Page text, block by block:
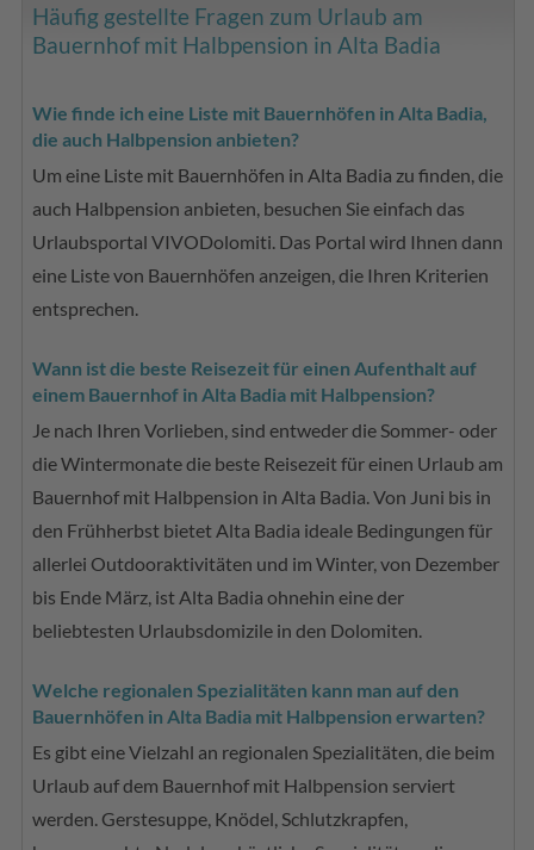
Häufig gestellte Fragen zum Urlaub am
Bauernhof mit Halbpension in Alta Badia
Wie finde ich eine Liste mit Bauernhöfen in Alta Badia,
die auch Halbpension anbieten?
Um eine Liste mit Bauernhöfen in Alta Badia zu finden, die
auch Halbpension anbieten, besuchen Sie einfach das
Urlaubsportal VIVODolomiti. Das Portal wird Ihnen dann
eine Liste von Bauernhöfen anzeigen, die Ihren Kriterien
entsprechen.
Wann ist die beste Reisezeit für einen Aufenthalt auf
einem Bauernhof in Alta Badia mit Halbpension?
Je nach Ihren Vorlieben, sind entweder die Sommer- oder
die Wintermonate die beste Reisezeit für einen Urlaub am
Bauernhof mit Halbpension in Alta Badia. Von Juni bis in
den Frühherbst bietet Alta Badia ideale Bedingungen für
allerlei Outdooraktivitäten und im Winter, von Dezember
bis Ende März, ist Alta Badia ohnehin eine der
beliebtesten Urlaubsdomizile in den Dolomiten.
Welche regionalen Spezialitäten kann man auf den
Bauernhöfen in Alta Badia mit Halbpension erwarten?
Es gibt eine Vielzahl an regionalen Spezialitäten, die beim
Urlaub auf dem Bauernhof mit Halbpension serviert
werden. Gerstesuppe, Knödel, Schlutzkrapfen,